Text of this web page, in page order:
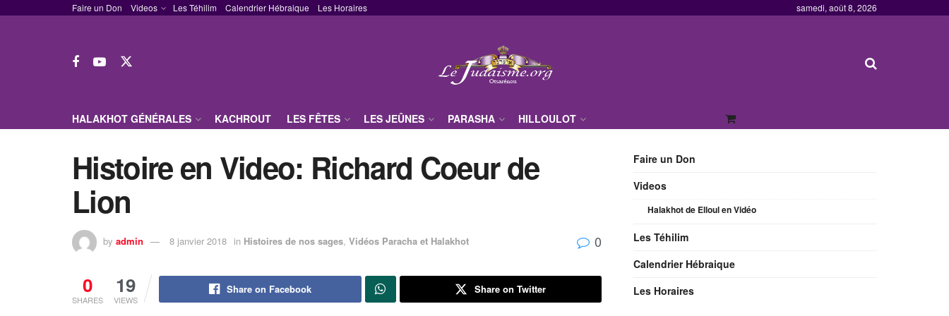
Faire un Don Videos Les Téhilim Calendrier Hébraique Les Horaires samedi, août 8, 2026
HALAKHOT GÉNÉRALES KACHROUT LES FÊTES LES JEÛNES PARASHA HILLOULOT
Histoire en Video: Richard Coeur de
Lion
by admin 8 janvier 2018 in Histoires de nos sages, Vidéos Paracha et Halakhot 0
0
SHARES
19
VIEWS
Share on Facebook Share on Twitter
Faire un Don
Videos
Halakhot de Elloul en Vidéo
Les Téhilim
Calendrier Hébraique
Les Horaires